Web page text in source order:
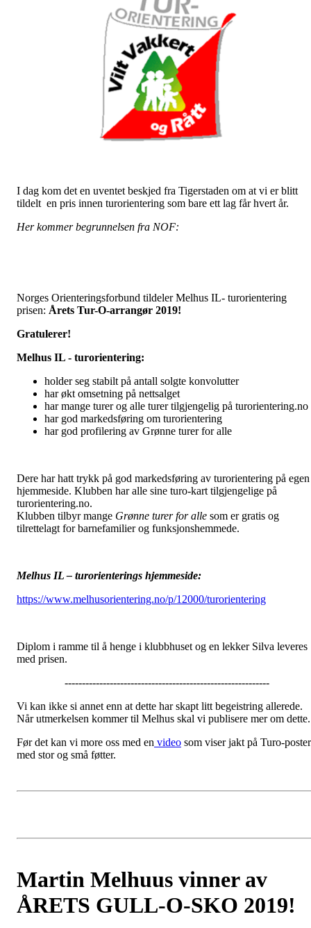
I dag kom det en uventet beskjed fra Tigerstaden om at vi er blitt
tildelt en pris innen turorientering som bare ett lag får hvert år.
Her kommer begrunnelsen fra NOF:
Norges Orienteringsforbund tildeler Melhus IL- turorientering
prisen: Årets Tur-O-arrangør 2019!
Gratulerer!
Melhus IL - turorientering:
holder seg stabilt på antall solgte konvolutter
har økt omsetning på nettsalget
har mange turer og alle turer tilgjengelig på turorientering.no
har god markedsføring om turorientering
har god profilering av Grønne turer for alle
Dere har hatt trykk på god markedsføring av turorientering på egen
hjemmeside. Klubben har alle sine turo-kart tilgjengelige på
turorientering.no.
Klubben tilbyr mange Grønne turer for alle som er gratis og
tilrettelagt for barnefamilier og funksjonshemmede.
Melhus IL – turorienterings hjemmeside:
https://www.melhusorientering.no/p/12000/turorientering
Diplom i ramme til å henge i klubbhuset og en lekker Silva leveres
med prisen.
-----------------------------------------------------------
Vi kan ikke si annet enn at dette har skapt litt begeistring allerede.
Når utmerkelsen kommer til Melhus skal vi publisere mer om dette.
Før det kan vi more oss med en video som viser jakt på Turo-poster
med stor og små føtter.
Martin Melhuus vinner av
ÅRETS GULL-O-SKO 2019!